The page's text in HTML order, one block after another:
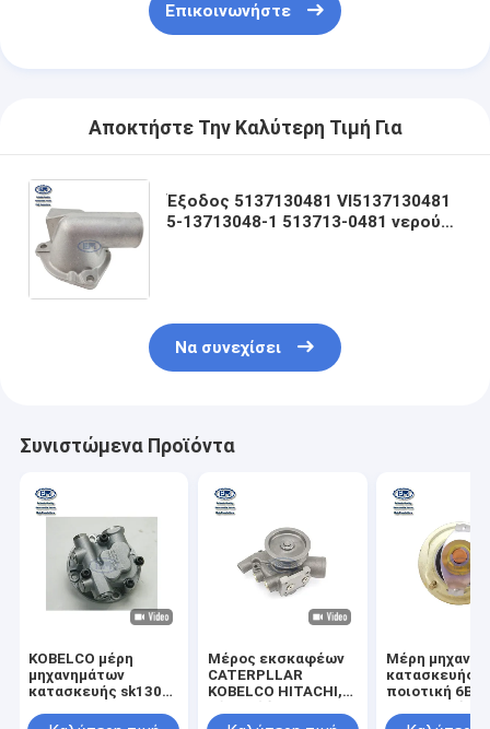
Επικοινωνήστε
Αποκτήστε Την Καλύτερη Τιμή Για
Έξοδος 5137130481 VI5137130481
5-13713048-1 513713-0481 νερού
Να συνεχίσει
Συνιστώμενα Προϊόντα
KOBELCO μέρη
μηχανημάτων
κατασκευής sk130-8
ανταλλακτικά
Μέρος εκσκαφέων
CATERPLLAR
KOBELCO HITACHI,
μηχανών C9
Μέρη
κατασκευής
ποιοτική
113770-0700